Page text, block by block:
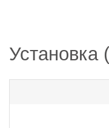
Установка